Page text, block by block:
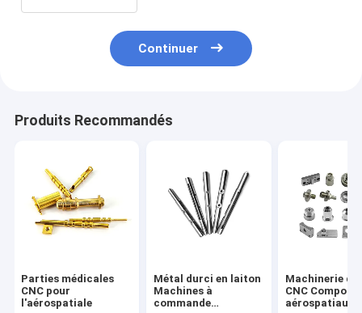
Continuer
Produits Recommandés
Parties médicales
CNC pour
l'aérospatiale
Métal durci en laiton
Machines à
commande
Machinerie de
CNC
aérospatiaux